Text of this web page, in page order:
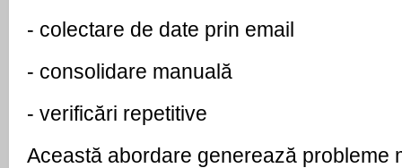
- colectare de date prin email
- consolidare manuală
- verificări repetitive
Această abordare generează probleme